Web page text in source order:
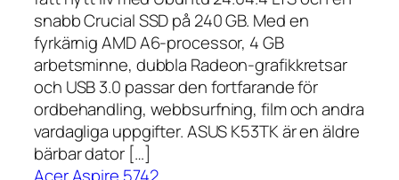
snabb Crucial SSD på 240 GB. Med en
fyrkärnig AMD A6-processor, 4 GB
arbetsminne, dubbla Radeon-grafikkretsar
och USB 3.0 passar den fortfarande för
ordbehandling, webbsurfning, film och andra
vardagliga uppgifter. ASUS K53TK är en äldre
bärbar dator […]